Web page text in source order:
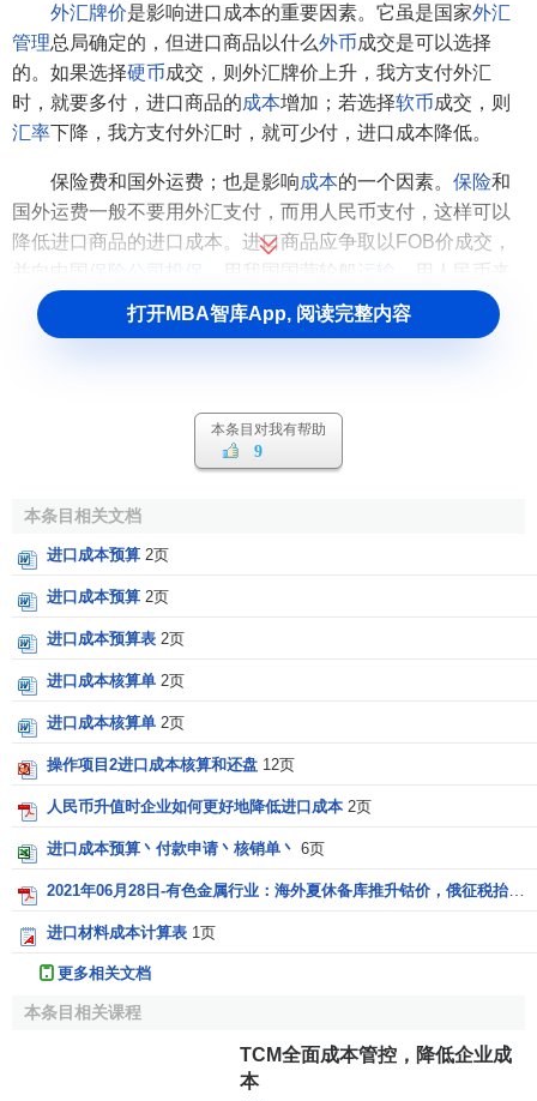
外汇牌价是影响进口成本的重要因素。它虽是国家外汇
管理总局确定的，但进口商品以什么外币成交是可以选择
的。如果选择硬币成交，则外汇牌价上升，我方支付外汇
时，就要多付，进口商品的成本增加；若选择软币成交，则
汇率下降，我方支付外汇时，就可少付，进口成本降低。
保险费和国外运费；也是影响成本的一个因素。 保险和
国外运费一般不要用外汇支付，而用人民币支付，这样可以
降低进口商品的进口成本。进口商品应争取以FOB价成交，
并向中国
保险公司 投保 ，用我国国营轮船 运输
，用人民币来
支付保险费和运费。这样，可以节省外汇支出。
而完税的价格，是按到岸价计算的。税收是影响进口成本的
一个因素。而税收的多少，又取决于两个因素：一是
高低，进口商品税率高，则进口商品的纳税额就多；反之，
的外汇价孰就少，在税率一定的情况下，应交纳的税金就
少；反之，税金就多。
降低税收的关键，是寻求合理的成交价。
(3)其他费用。其他费用是外贸部门经营进口商品所支付
的费用。其他费用支出多，进口成本就上升；支出少，进口
成本就降低。降低其他费用支出，也是降低进口成本的一个
重要因素。为此，对外贸易
核算，节约管理费用及其他费用的开支，努力降低进口成
参考文献
5610-2105-4/F123-62.辽宁大学出版社,1993.04
打开MBA智库App, 阅读完整内容
本条目对我有帮助
9
本条目相关文档
进口成本预算 2页
进口成本预算 2页
进口成本预算表 2页
进口成本核算单 2页
进口成本核算单 2页
操作项目2进口成本核算和还盘 12页
人民币升值时企业如何更好地降低进口成本 2页
进口成本预算丶付款申请丶核销单丶 6页
2021年06月28日-有色金属行业：海外夏休备库推升钴价，俄征税抬升镍进口成本-31页
进口材料成本计算表 1页
更多相关文档
本条目相关课程
TCM全面成本管控，降低企业成
本